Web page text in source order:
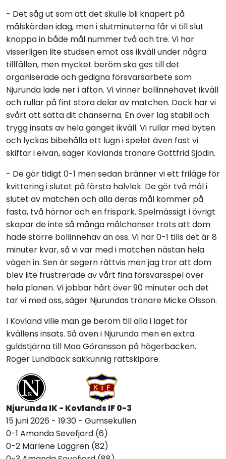
- Det såg ut som att det skulle bli knapert på
målskörden idag, men i slutminuterna får vi till slut
knoppa in både mål nummer två och tre. Vi har
visserligen lite studsen emot oss ikväll under några
tillfällen, men mycket beröm ska ges till det
organiserade och gedigna försvarsarbete som
Njurunda lade ner i afton. Vi vinner bollinnehavet ikväll
och rullar på fint stora delar av matchen. Dock har vi
svårt att sätta dit chanserna. En över lag stabil och
trygg insats av hela gänget ikväll. Vi rullar med byten
och lyckas bibehålla ett lugn i spelet även fast vi
skiftar i elvan, säger Kovlands tränare Gottfrid Sjödin.
- De gör tidigt 0-1 men sedan bränner vi ett friläge för
kvittering i slutet på första halvlek. De gör två mål i
slutet av matchen och alla deras mål kommer på
fasta, två hörnor och en frispark. Spelmässigt i övrigt
skapar de inte så många målchanser trots att dom
hade större bollinnehav än oss. Vi har 0-1 tills det är 8
minuter kvar, så vi var med i matchen nästan hela
vägen in. Sen är segern rättvis men jag tror att dom
blev lite frustrerade av vårt fina försvarsspel över
hela planen. Vi jobbar hårt över 90 minuter och det
tar vi med oss, säger Njurundas tränare Micke Olsson.
I Kovland ville man ge beröm till alla i laget för
kvällens insats. Så även i Njurunda men en extra
guldstjärna till Moa Göransson på högerbacken.
Roger Lundbäck sakkunnig rättskipare.
Njurunda IK - Kovlands IF 0-3
15 juni 2026 - 19:30 - Gumsekullen
0-1 Amanda Sevefjord (6)
0-2 Marlene Laggren (82)